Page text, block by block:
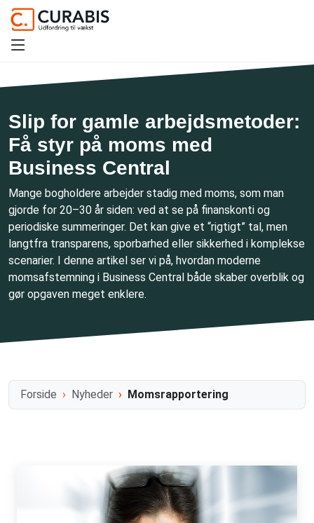
Slip for gamle arbejdsmetoder:
Få styr på moms med
Business Central
Mange bogholdere arbejder stadig med moms, som man
gjorde for 20–30 år siden: ved at se på finanskonti og
periodiske summeringer. Det kan give et “rigtigt” tal, men
langtfra transparens, sporbarhed eller sikkerhed i komplekse
scenarier. I denne artikel ser vi på, hvordan moderne
momsafstemning i Business Central både skaber overblik og
gør opgaven meget enklere.
Forside Nyheder Momsrapportering